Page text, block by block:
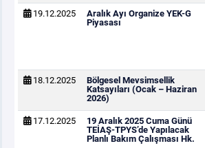
19.12.2025
Aralık Ayı Organize YEK-G
Piyasası
18.12.2025
Bölgesel Mevsimsellik
Katsayıları (Ocak – Haziran
2026)
17.12.2025
19 Aralık 2025 Cuma Günü
TEİAŞ-TPYS’de Yapılacak
Planlı Bakım Çalışması Hk.